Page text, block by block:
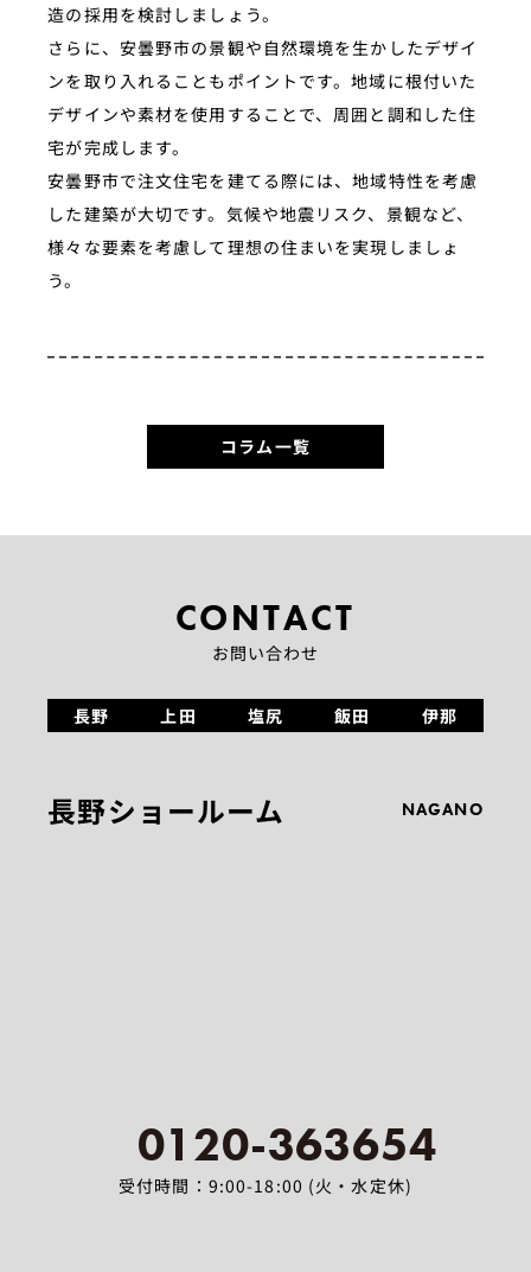
造の採用を検討しましょう。
さらに、安曇野市の景観や自然環境を生かしたデザイ
ンを取り入れることもポイントです。地域に根付いた
デザインや素材を使用することで、周囲と調和した住
宅が完成します。
安曇野市で注文住宅を建てる際には、地域特性を考慮
した建築が大切です。気候や地震リスク、景観など、
様々な要素を考慮して理想の住まいを実現しましょ
う。
コラム一覧
CONTACT
お問い合わせ
長野 上田 塩尻 飯田 伊那
長野ショールーム NAGANO
0120-363654
受付時間：9:00-18:00 (火・水定休)